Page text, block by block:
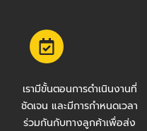
เรามีขั้นตอนการดำเนินงานที่
ชัดเจน และมีการกำหนดเวลา
ร่วมกันกับทางลูกค้าเพื่อส่ง